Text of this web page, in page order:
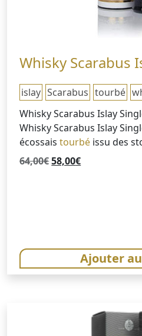
Whisky Scarabus
islay Scarabus tourbé
Whisky Scarabus Islay
Whisky Scarabus Islay
écossais tourbé issu des
64,00€Le
58,00€Le
Ajouter